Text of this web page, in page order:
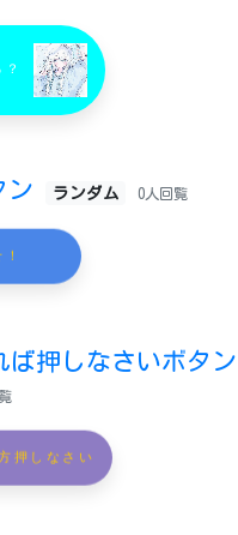
？
ン ランダム 0人回覧
ば押しなさいボタン
押しなさい